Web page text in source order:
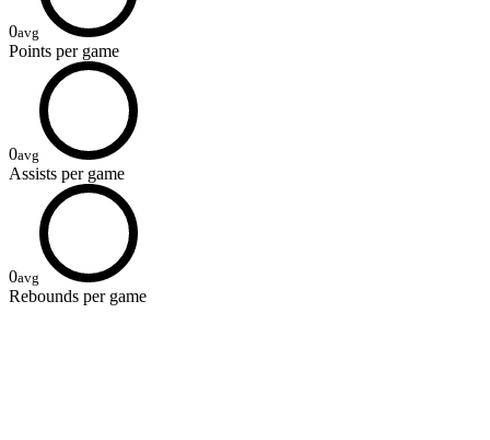
0avg
Points per game
0avg
Assists per game
0avg
Rebounds per game